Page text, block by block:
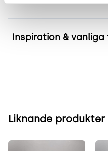
Inspiration &
Liknande produkter